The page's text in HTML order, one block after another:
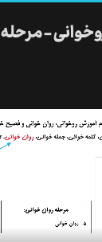
مرحله ۴ روان خوانی